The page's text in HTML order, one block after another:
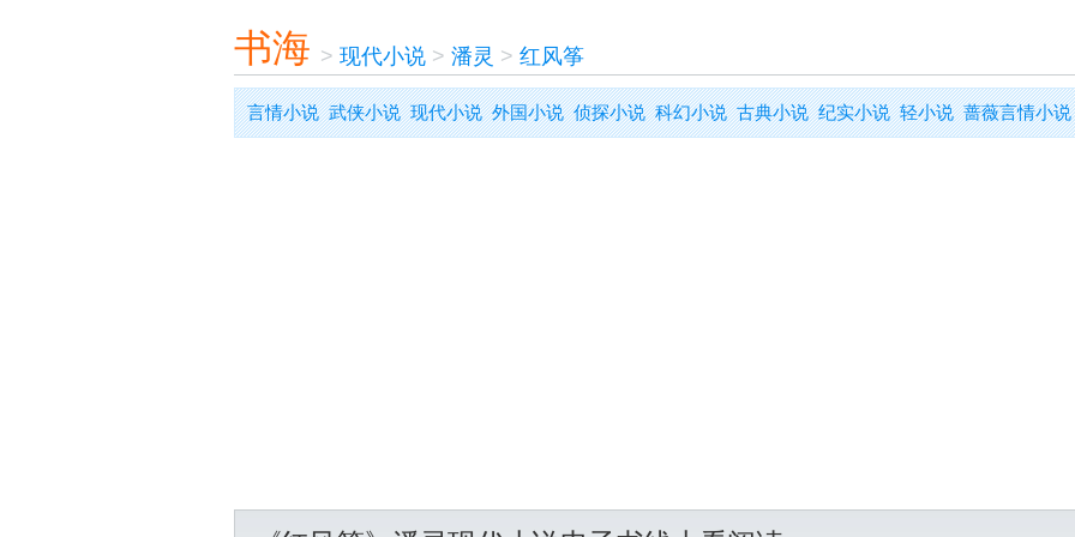
书海 > 现代小说> 潘灵 > 红风筝
言情小说 武侠小说 现代小说 外国小说 侦探小说 科幻小说 古典小说 纪实小说 轻小说 蔷薇言情小说